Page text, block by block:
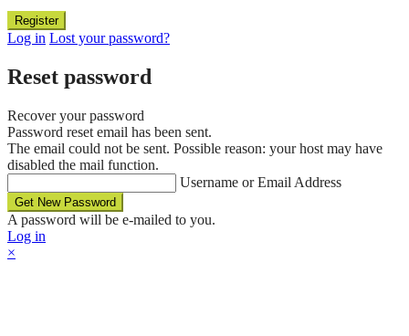
Log in Lost your password?
Reset password
Recover your password
Password reset email has been sent.
The email could not be sent. Possible reason: your host may have
disabled the mail function.
Username or Email Address
A password will be e-mailed to you.
Log in
×